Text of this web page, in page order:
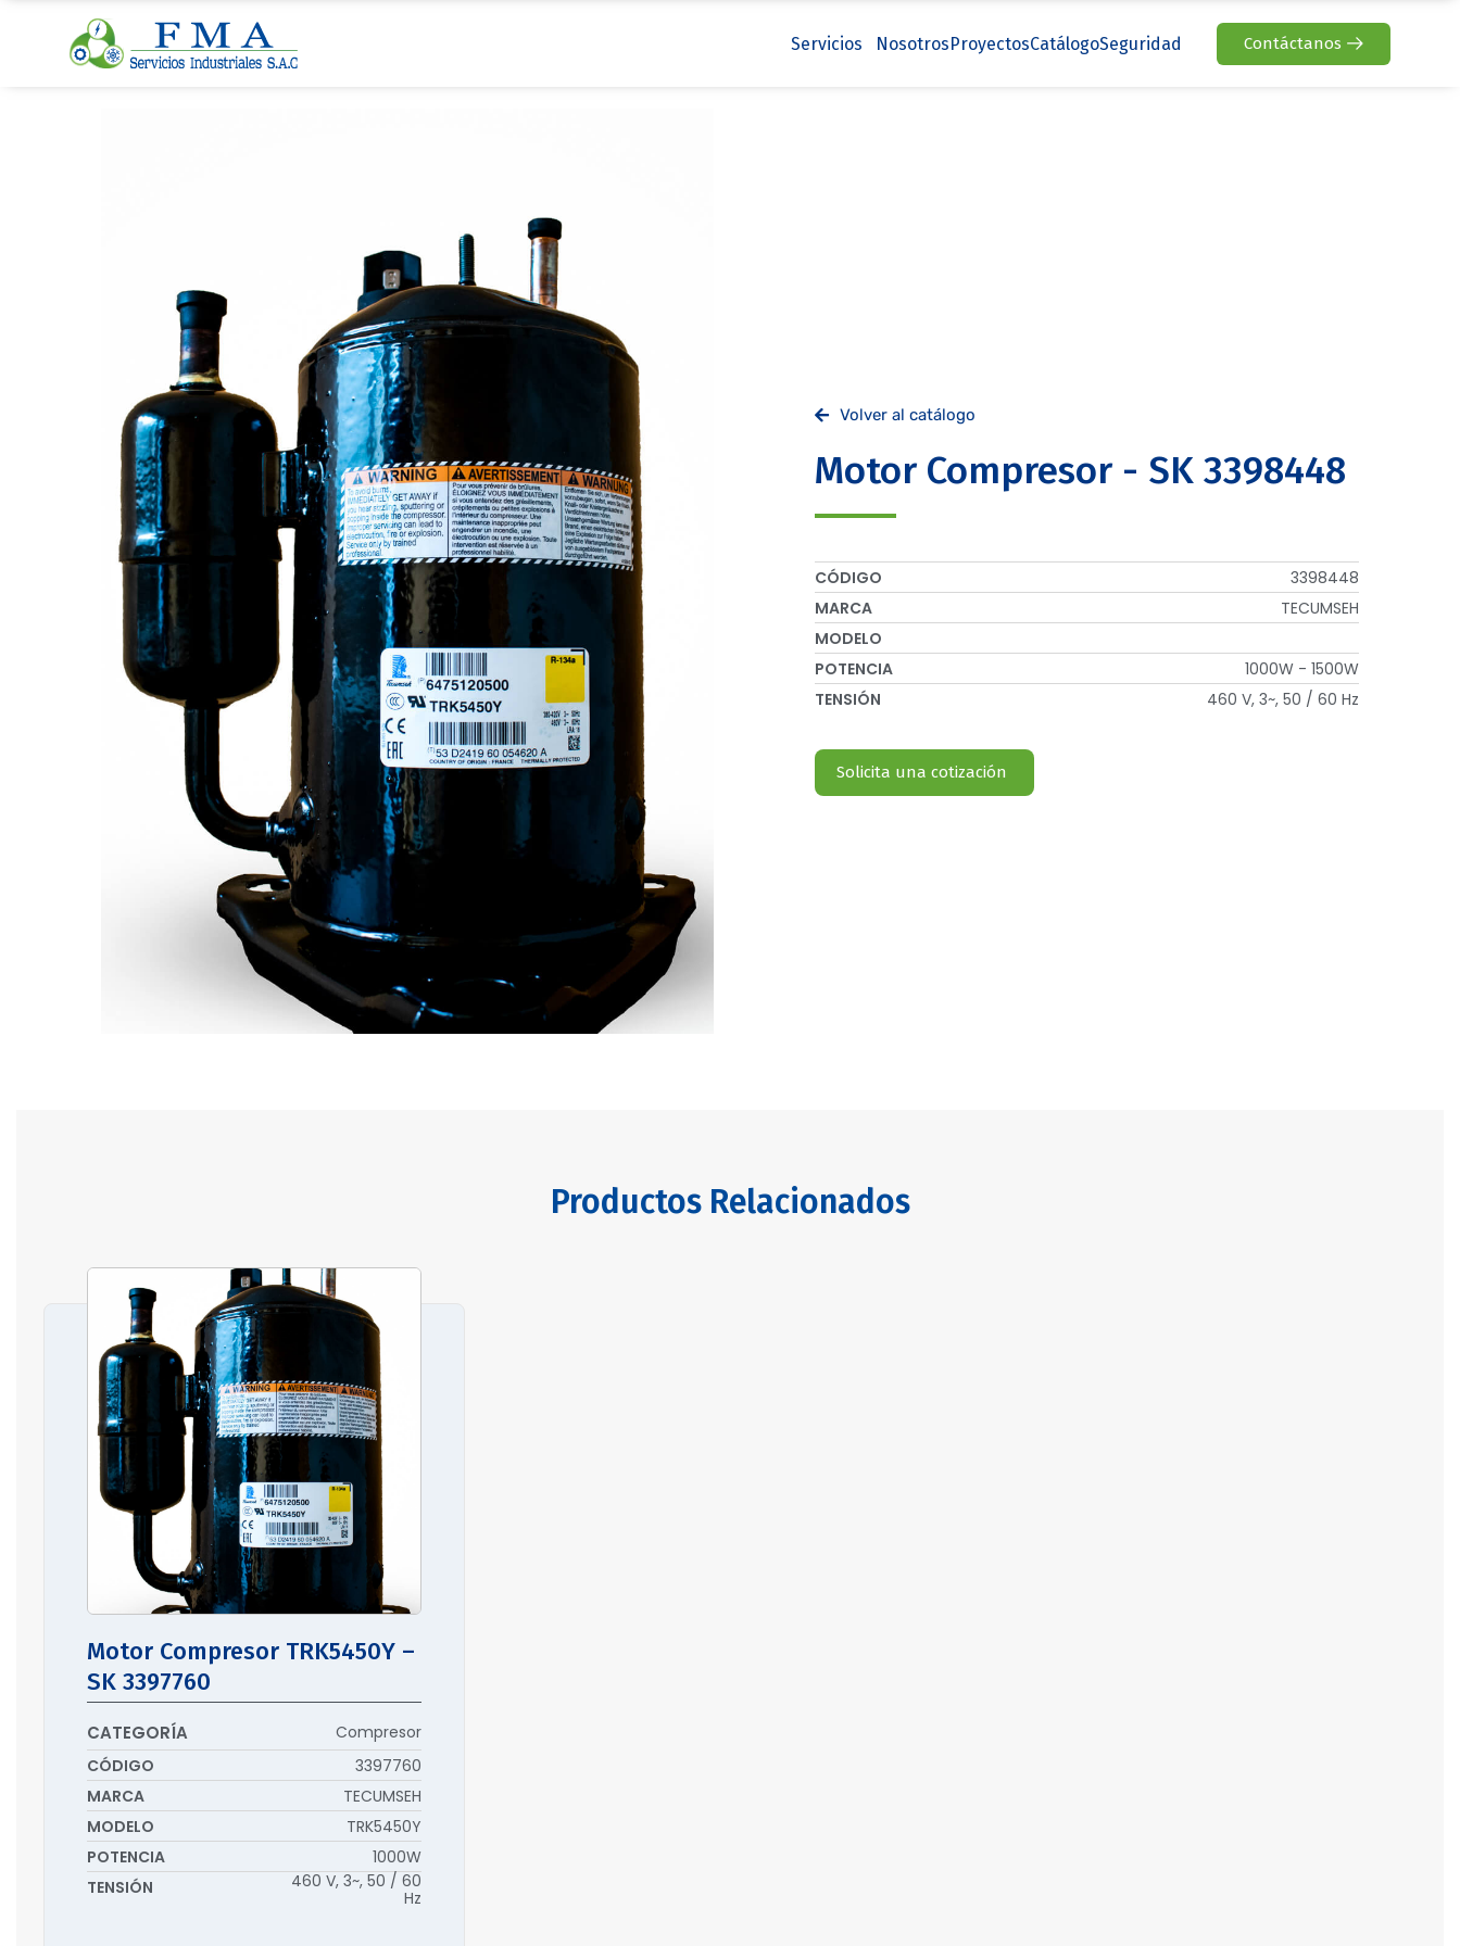
Servicios NosotrosProyectosCatálogoSeguridad Contáctanos
Volver al catálogo
Motor Compresor - SK 3398448
CÓDIGO
3398448
MARCA
TECUMSEH
MODELO
POTENCIA
1000W - 1500W
TENSIÓN
460 V, 3~, 50 / 60 Hz
Solicita una cotización
Productos Relacionados
Motor Compresor TRK5450Y –
SK 3397760
CATEGORÍA
Compresor
CÓDIGO
3397760
MARCA
TECUMSEH
MODELO
TRK5450Y
POTENCIA
1000W
TENSIÓN
460 V, 3~, 50 / 60
Hz